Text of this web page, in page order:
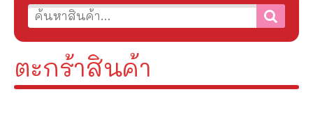
ตะกร้าสินค้า